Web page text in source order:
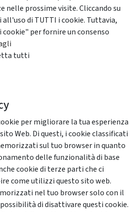
nelle prossime visite. Cliccando su
di TUTTI i cookie. Tuttavia,
per fornire un consenso
tutti
per migliorare la tua esperienza
Web. Di questi, i cookie classificati
sul tuo browser in quanto
delle funzionalità di base
cookie di terze parti che ci
come utilizzi questo sito web.
nel tuo browser solo con il
di disattivare questi cookie.